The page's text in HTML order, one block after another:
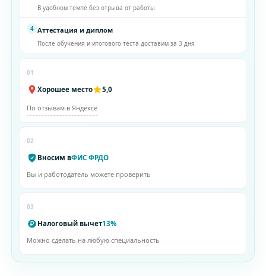
В удобном темпе без отрыва от работы
4 Аттестация и диплом
После обучения и итогового теста доставим за 3 дня
01
Хорошее место 5,0
По отзывам в Яндексе
02
Вносим вФИС ФРДО
Вы и работодатель можете проверить
03
Налоговый вычет13%
Можно сделать на любую специальность